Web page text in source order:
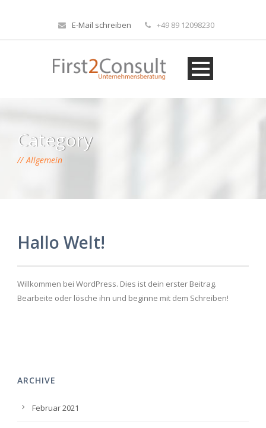
E-Mail schreiben +49 89 12098230
Category
Allgemein
Hallo Welt!
Willkommen bei WordPress. Dies ist dein erster Beitrag.
Bearbeite oder lösche ihn und beginne mit dem Schreiben!
ARCHIVE
Februar 2021